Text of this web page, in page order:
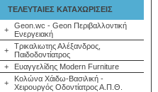
ΤΕΛΕΥΤΑΙΕΣ ΚΑΤΑΧΩΡΙΣΕΙΣ
+
Geon.wc - Geon Περιβαλλοντική
Ενεργειακή
+
Τρικαλιωτης Αλέξανδρος,
Παιδοδοντίατρος
+
Ευαγγελίδης Modern Furniture
+
Κολώνα Χάιδω-Βασιλική -
Χειρουργός Οδοντίατρος Α.Π.Θ.